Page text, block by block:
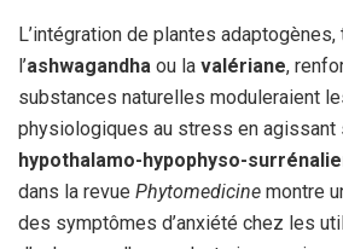
L’intégration de plantes
l’ashwagandha ou la valériane,
substances naturelles moduleraient
physiologiques au stress en agissant
hypothalamo-hypophyso-
dans la revue Phytomedicine montre
des symptômes d’anxiété chez les